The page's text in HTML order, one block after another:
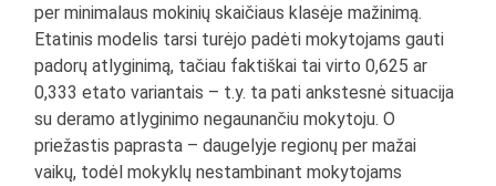
per minimalaus mokinių skaičiaus klasėje mažinimą.
Etatinis modelis tarsi turėjo padėti mokytojams gauti
padorų atlyginimą, tačiau faktiškai tai virto 0,625 ar
0,333 etato variantais – t.y. ta pati ankstesnė situacija
su deramo atlyginimo negaunančiu mokytoju. O
priežastis paprasta – daugelyje regionų per mažai
vaikų, todėl mokyklų nestambinant mokytojams